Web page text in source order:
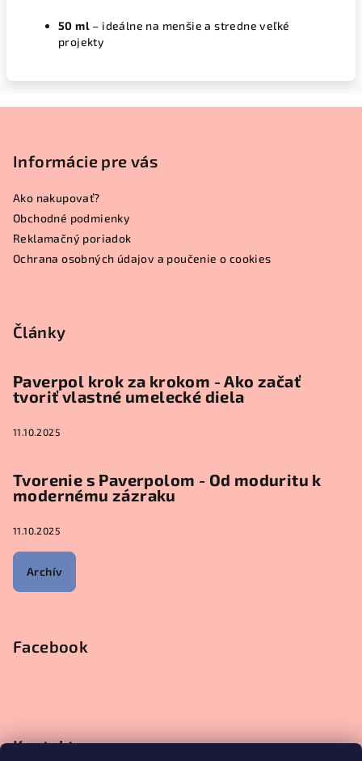
50 ml – ideálne na menšie a stredne veľké
projekty
Informácie pre vás
Ako nakupovať?
Obchodné podmienky
Reklamačný poriadok
Ochrana osobných údajov a poučenie o cookies
Články
Paverpol krok za krokom - Ako začať
tvoriť vlastné umelecké diela
11.10.2025
Tvorenie s Paverpolom - Od moduritu k
modernému zázraku
11.10.2025
Archív
Facebook
Kontakt